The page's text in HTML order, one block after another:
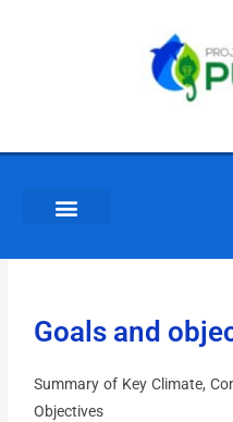
Goals and
Summary of Key Climate,
Objectives